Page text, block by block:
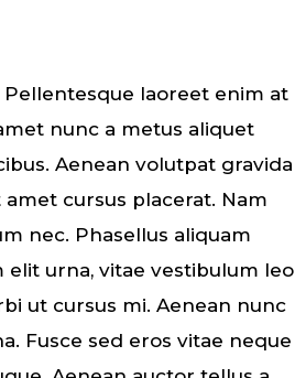
laoreet enim at
nunc a metus aliquet
Aenean volutpat gravida
cursus placerat. Nam
nec. Phasellus aliquam
urna, vitae vestibulum leo
ut cursus mi. Aenean nunc
Fusce sed eros vitae neque